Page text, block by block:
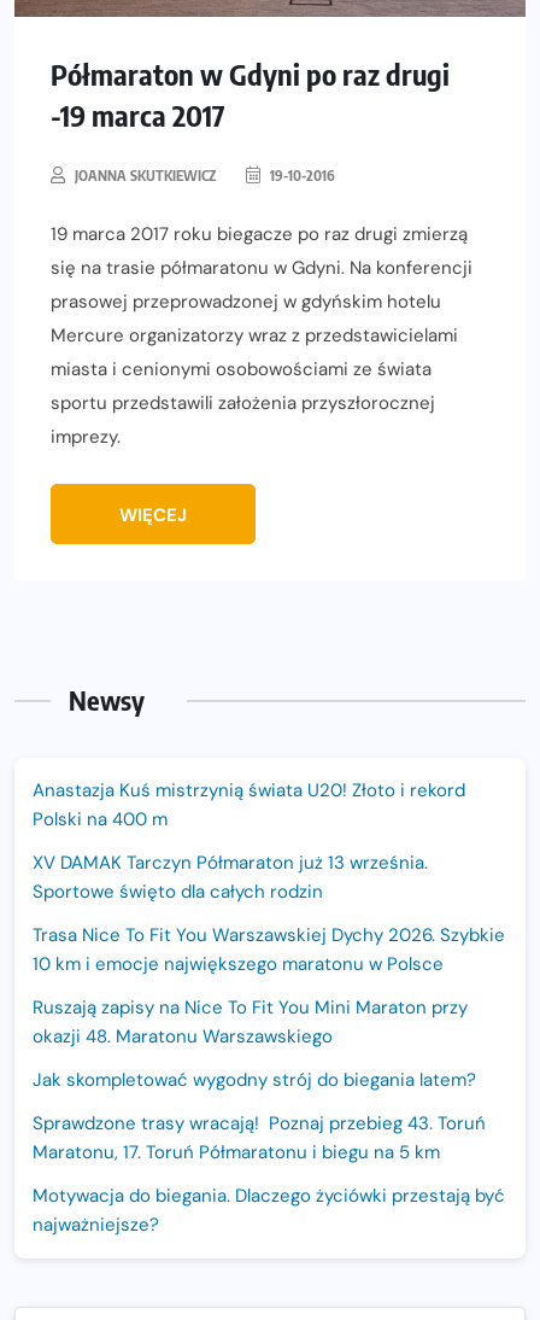
Półmaraton w Gdyni po raz drugi
-19 marca 2017
JOANNA SKUTKIEWICZ 19-10-2016
19 marca 2017 roku biegacze po raz drugi zmierzą
się na trasie półmaratonu w Gdyni. Na konferencji
prasowej przeprowadzonej w gdyńskim hotelu
Mercure organizatorzy wraz z przedstawicielami
miasta i cenionymi osobowościami ze świata
sportu przedstawili założenia przyszłorocznej
imprezy.
WIĘCEJ
Newsy
Anastazja Kuś mistrzynią świata U20! Złoto i rekord
Polski na 400 m
XV DAMAK Tarczyn Półmaraton już 13 września.
Sportowe święto dla całych rodzin
Trasa Nice To Fit You Warszawskiej Dychy 2026. Szybkie
10 km i emocje największego maratonu w Polsce
Ruszają zapisy na Nice To Fit You Mini Maraton przy
okazji 48. Maratonu Warszawskiego
Jak skompletować wygodny strój do biegania latem?
Sprawdzone trasy wracają! Poznaj przebieg 43. Toruń
Maratonu, 17. Toruń Półmaratonu i biegu na 5 km
Motywacja do biegania. Dlaczego życiówki przestają być
najważniejsze?